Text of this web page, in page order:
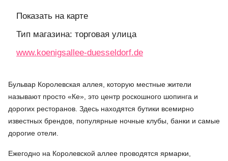
Показать на карте
Тип магазина: торговая улица
www.koenigsallee-duesseldorf.de
Бульвар Королевская аллея, которую местные жители
называют просто «Ке», это центр роскошного шопинга и
дорогих ресторанов. Здесь находятся бутики всемирно
известных брендов, популярные ночные клубы, банки и самые
дорогие отели.
Ежегодно на Королевской аллее проводятся ярмарки,